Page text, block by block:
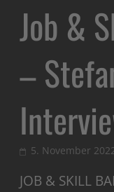
Job &
–
5. November
JOB & SKILL